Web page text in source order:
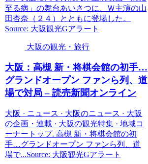
至る病」の舞台あいさつに、Ｗ主演の山
田杏奈（２４）とともに登場した。
Source: 大阪観光Gアラート
大阪の観光・旅行
大阪 ：高槻 新・将棋会館の初手…
グランドオープン ファンら列、道
場で対局 – 読売新聞オンライン
大阪 · ニュース · 大阪のニュース · 大阪
の企画・連載 · 大阪の観光特集 · 地域コ
ーナートップ. 高槻 新・将棋会館の初
手…グランドオープン ファンら列、道
場で...Source: 大阪観光Gアラート